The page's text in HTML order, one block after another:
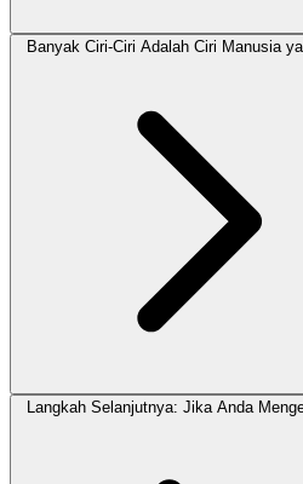
Banyak Ciri-Ciri Adalah Ciri Manusia
Langkah Selanjutnya: Jika Anda